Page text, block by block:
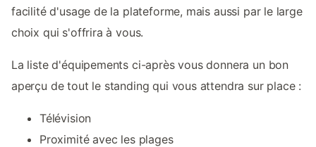
facilité d'usage de la plateforme, mais aussi par le large
choix qui s'offrira à vous.
La liste d'équipements ci-après vous donnera un bon
aperçu de tout le standing qui vous attendra sur place :
Télévision
Proximité avec les plages